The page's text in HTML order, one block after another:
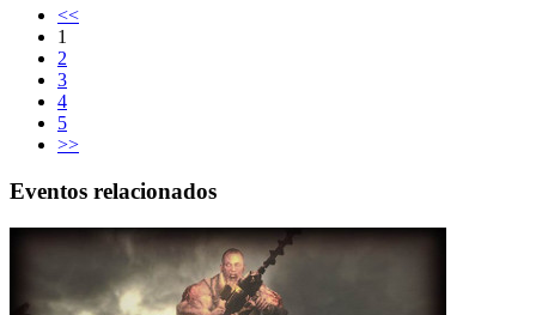
<<
1
2
3
4
5
>>
Eventos relacionados